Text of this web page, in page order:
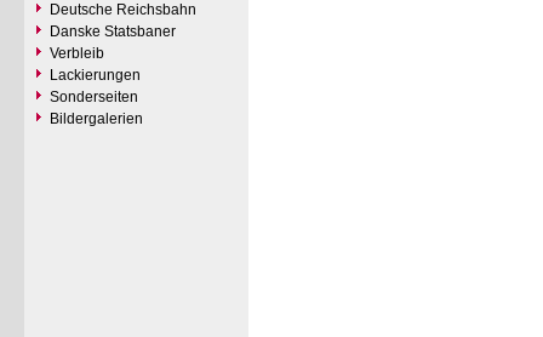
Deutsche Reichsbahn
Danske Statsbaner
Verbleib
Lackierungen
Sonderseiten
Bildergalerien